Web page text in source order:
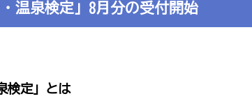
温泉検定」8月分の受付開始
検定」とは